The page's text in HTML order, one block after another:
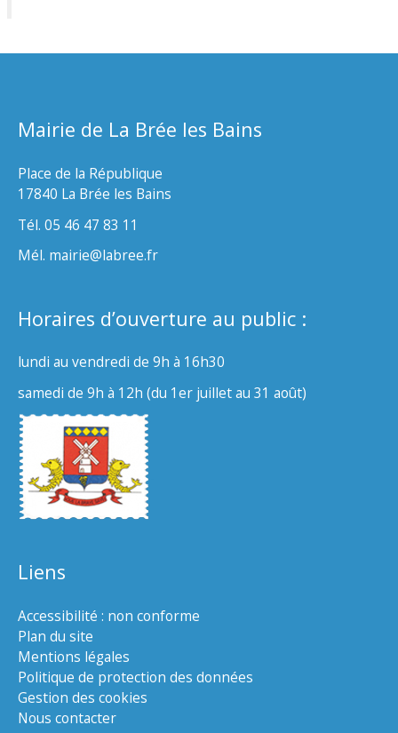
Mairie de La Brée les Bains
Place de la République
17840 La Brée les Bains
Tél. 05 46 47 83 11
Mél. mairie@labree.fr
Horaires d’ouverture au public :
lundi au vendredi de 9h à 16h30
samedi de 9h à 12h (du 1er juillet au 31 août)
Liens
Accessibilité : non conforme
Plan du site
Mentions légales
Politique de protection des données
Gestion des cookies
Nous contacter